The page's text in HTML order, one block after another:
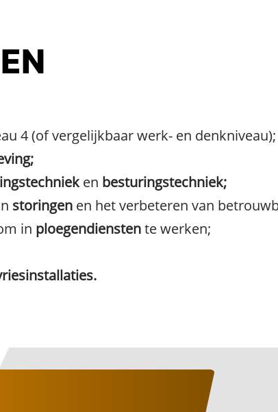
4 (of vergelijkbaar werk- en denkniveau);
en besturingstechniek;
storingen en het verbeteren van
in ploegendienstente werken;